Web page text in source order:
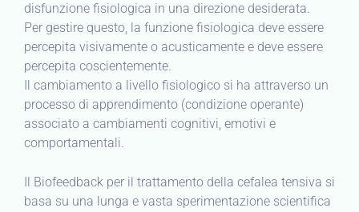
disfunzione fisiologica in una direzione desiderata.
Per gestire questo, la funzione fisiologica deve essere
percepita visivamente o acusticamente e deve essere
percepita coscientemente.
Il cambiamento a livello fisiologico si ha attraverso un
processo di apprendimento (condizione operante)
associato a cambiamenti cognitivi, emotivi e
comportamentali.
Il Biofeedback per il trattamento della cefalea tensiva si
basa su una lunga e vasta sperimentazione scientifica